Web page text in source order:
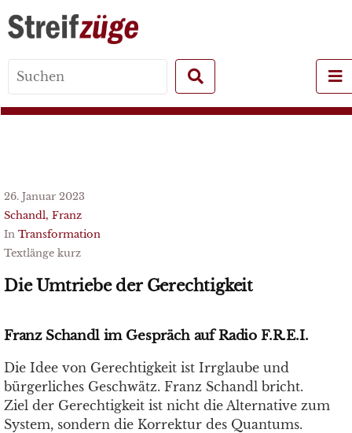
for:
26. Januar 2023
Schandl, Franz
In Transformation
Textlänge kurz
Die Umtriebe der Gerechtigkeit
Franz Schandl im Gespräch auf Radio F.R.E.I.
Die Idee von Gerechtigkeit ist Irrglaube und
bürgerliches Geschwätz. Franz Schandl bricht.
Ziel der Gerechtigkeit ist nicht die Alternative zum
System, sondern die Korrektur des Quantums.